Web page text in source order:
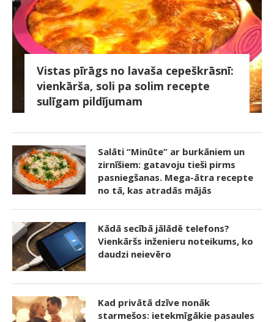
Vistas pīrāgs no lavaša cepeškrāsnī:
vienkārša, soli pa solim recepte
sulīgam pildījumam
Salāti “Minūte” ar burkāniem un
zirnīšiem: gatavoju tieši pirms
pasniegšanas. Mega-ātra recepte
no tā, kas atradās mājās
Kādā secībā jālādē telefons?
Vienkāršs inženieru noteikums, ko
daudzi neievēro
Kad privātā dzīve nonāk
starmešos: ietekmīgākie pasaules